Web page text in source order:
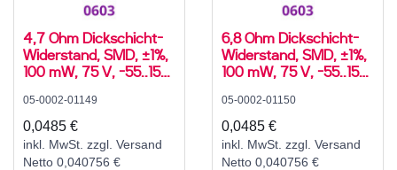
4,7 Ohm Dickschicht-
Widerstand, SMD, ±1%,
100 mW, 75 V, -55..155
05-0002-01149
0,0485 €
inkl. MwSt. zzgl. Versand
Netto 0,040756 €
6,8 Ohm Dickschicht-
Widerstand, SMD, ±1%,
100 mW, 75 V, -55..155
05-0002-01150
0,0485 €
inkl. MwSt. zzgl. Versand
Netto 0,040756 €